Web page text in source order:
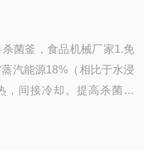
菌釜，食品机械厂家1.免
汽能源18%（相比于水浸
，间接冷却。提高杀菌效
方式，减少热交换器的使